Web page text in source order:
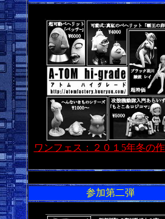
ワンフェス：２０１5年冬の
参加第二弾